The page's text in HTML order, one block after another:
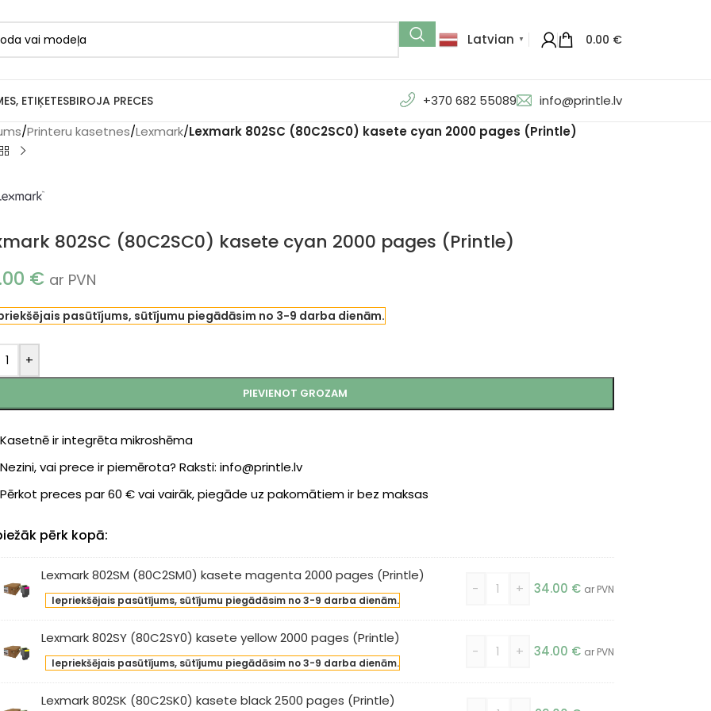
Latvian ▼ 0.00 €
ETIĶETESBIROJA PRECES +370 682 55089 info@printle.lv
/Printeru kasetnes/Lexmark/Lexmark 802SC (80C2SC0) kasete cyan 2000 pages (Printle)
802SC (80C2SC0) kasete cyan 2000 pages (Printle)
€ ar PVN
pasūtījums, sūtījumu piegādāsim no 3-9 darba dienām.
+
PIEVIENOT GROZAM
Kasetnē ir integrēta mikroshēma
Nezini, vai prece ir piemērota? Raksti: info@printle.lv
Pērkot preces par 60 € vai vairāk, piegāde uz pakomātiem ir bez maksas
pērk kopā:
Lexmark 802SM (80C2SM0) kasete magenta 2000 pages (Printle)
Iepriekšējais pasūtījums, sūtījumu piegādāsim no 3-9 darba dienām.
- + 34.00 € ar PVN
Lexmark 802SY (80C2SY0) kasete yellow 2000 pages (Printle)
Iepriekšējais pasūtījums, sūtījumu piegādāsim no 3-9 darba dienām.
- + 34.00 € ar PVN
Lexmark 802SK (80C2SK0) kasete black 2500 pages (Printle)